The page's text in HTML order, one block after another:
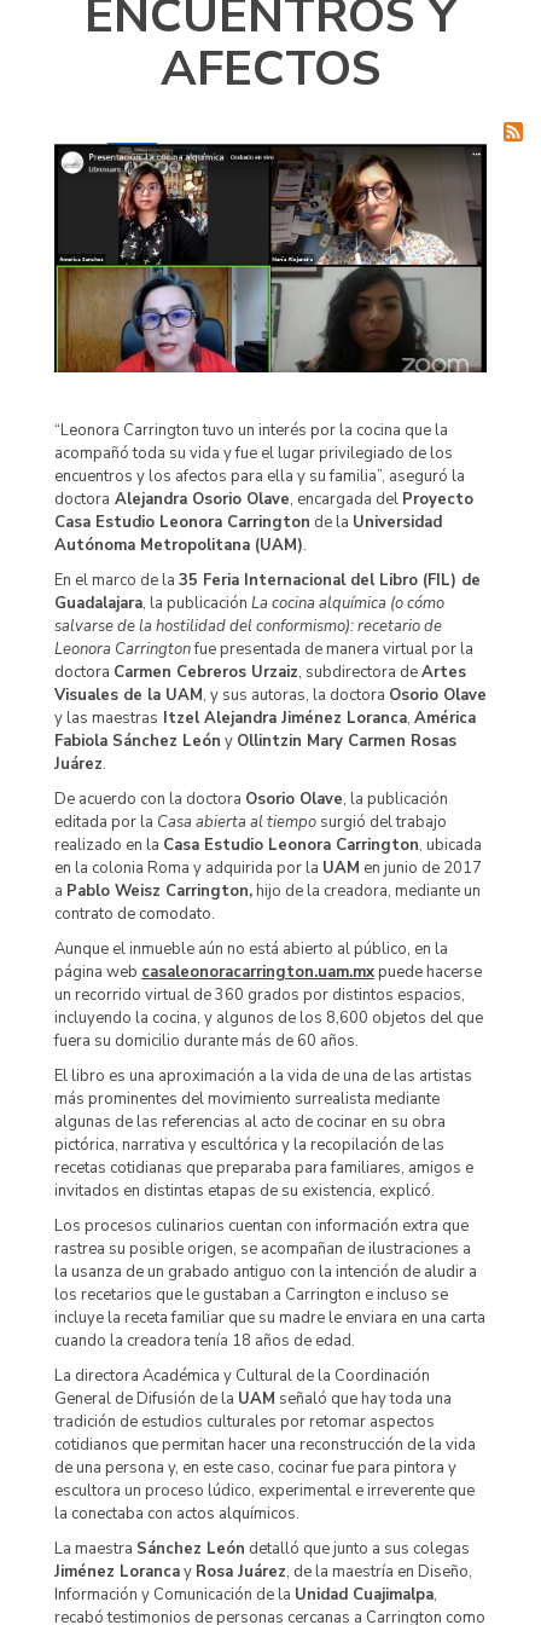
ENCUENTROS Y
AFECTOS
“Leonora Carrington tuvo un interés por la cocina que la
acompañó toda su vida y fue el lugar privilegiado de los
encuentros y los afectos para ella y su familia”, aseguró la
doctora Alejandra Osorio Olave, encargada del Proyecto
Casa Estudio Leonora Carrington de la Universidad
Autónoma Metropolitana (UAM).
En el marco de la 35 Feria Internacional del Libro (FIL) de
Guadalajara, la publicación La cocina alquímica (o cómo
salvarse de la hostilidad del conformismo): recetario de
Leonora Carringtonfue presentada de manera virtual por la
doctora Carmen Cebreros Urzaiz, subdirectora deArtes
Visuales de la UAM, y sus autoras, la doctora Osorio Olave
y las maestras Itzel Alejandra Jiménez Loranca, América
Fabiola Sánchez León y Ollintzin Mary Carmen Rosas
Juárez.
De acuerdo con la doctora Osorio Olave, la publicación
editada por la Casa abierta al tiempo surgió del trabajo
realizado en la Casa Estudio Leonora Carrington, ubicada
en la colonia Roma y adquirida por la UAM en junio de 2017
a Pablo Weisz Carrington,hijo de la creadora, mediante un
contrato de comodato.
Aunque el inmueble aún no está abierto al público, en la
página web casaleonoracarrington.uam.mxpuede hacerse
un recorrido virtual de 360 grados por distintos espacios,
incluyendo la cocina, y algunos de los 8,600 objetos del que
fuera su domicilio durante más de 60 años.
El libro es una aproximación a la vida de una de las artistas
más prominentes del movimiento surrealista mediante
algunas de las referencias al acto de cocinar en su obra
pictórica, narrativa y escultórica y la recopilación de las
recetas cotidianas que preparaba para familiares, amigos e
invitados en distintas etapas de su existencia, explicó.
Los procesos culinarios cuentan con información extra que
rastrea su posible origen, se acompañan de ilustraciones a
la usanza de un grabado antiguo con la intención de aludir a
los recetarios que le gustaban a Carrington e incluso se
incluye la receta familiar que su madre le enviara en una carta
cuando la creadora tenía 18 años de edad.
La directora Académica y Cultural de la Coordinación
General de Difusión de la UAM señaló que hay toda una
tradición de estudios culturales por retomar aspectos
cotidianos que permitan hacer una reconstrucción de la vida
de una persona y, en este caso, cocinar fue para pintora y
escultora un proceso lúdico, experimental e irreverente que
la conectaba con actos alquímicos.
La maestra Sánchez León detalló que junto a sus colegas
Jiménez Lorancay Rosa Juárez, de la maestría en Diseño,
Información y Comunicación de la Unidad Cuajimalpa,
recabó testimonios de personas cercanas a Carrington como